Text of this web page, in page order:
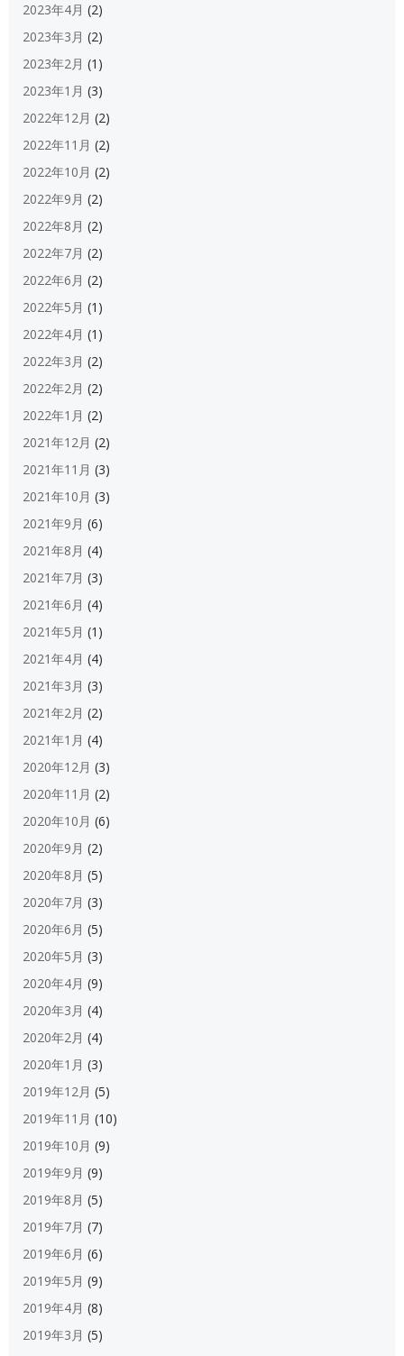
2023年4月 (2)
2023年3月 (2)
2023年2月 (1)
2023年1月 (3)
2022年12月 (2)
2022年11月 (2)
2022年10月 (2)
2022年9月 (2)
2022年8月 (2)
2022年7月 (2)
2022年6月 (2)
2022年5月 (1)
2022年4月 (1)
2022年3月 (2)
2022年2月 (2)
2022年1月 (2)
2021年12月 (2)
2021年11月 (3)
2021年10月 (3)
2021年9月 (6)
2021年8月 (4)
2021年7月 (3)
2021年6月 (4)
2021年5月 (1)
2021年4月 (4)
2021年3月 (3)
2021年2月 (2)
2021年1月 (4)
2020年12月 (3)
2020年11月 (2)
2020年10月 (6)
2020年9月 (2)
2020年8月 (5)
2020年7月 (3)
2020年6月 (5)
2020年5月 (3)
2020年4月 (9)
2020年3月 (4)
2020年2月 (4)
2020年1月 (3)
2019年12月 (5)
2019年11月 (10)
2019年10月 (9)
2019年9月 (9)
2019年8月 (5)
2019年7月 (7)
2019年6月 (6)
2019年5月 (9)
2019年4月 (8)
2019年3月 (5)